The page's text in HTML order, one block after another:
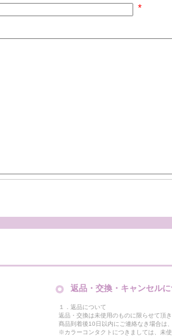
*
返品・交換・キャンセル
１．返品について
返品・交換は未使用のものに限らせて頂き
商品到着後10日以内にご連絡なき場合は
※カラーコンタクトにつきましては、未